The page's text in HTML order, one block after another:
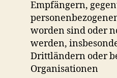
Empfängern,
worden sind oder
werden,
Drittländern oder
Organisationen